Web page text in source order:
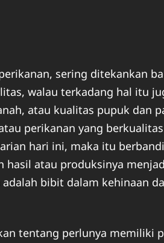
sering ditekankan
walau terkadang hal itu
atau kualitas pupuk dan
perikanan yang
hari ini, maka itu
atau produksinya
bibit dalam kehinaan
tentang perlunya memiliki